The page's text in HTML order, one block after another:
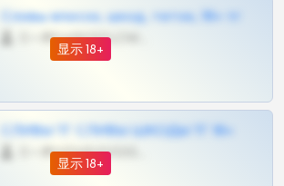
显示 18+
Сливы вписок, шкод, теток, 18+ тг
显示 18+
СЛИВЫ ТГ СЛИВЫ ШКОДЫ ТГ 18+